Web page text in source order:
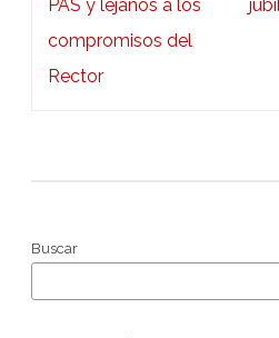
PAS y lejanos a los
compromisos del
Rector
Buscar